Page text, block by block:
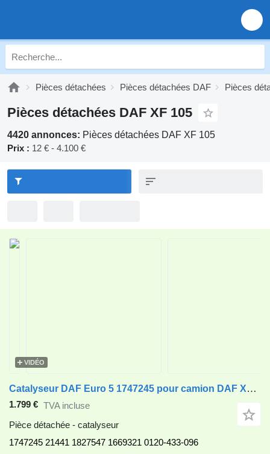
Pièces détachées Pièces détachées DAF Pièces
Pièces détachées DAF XF 105
4420 annonces: Pièces détachées DAF XF 105
Prix : 12 € - 4.100 €
VIDÉO
Catalyseur DAF Euro 5 1747245 pour camion DAF XF95 XF105 CF85
1.799 € TVA incluse
Pièce détachée - catalyseur
1747245 21441 1827547 1669321 0120-433-096